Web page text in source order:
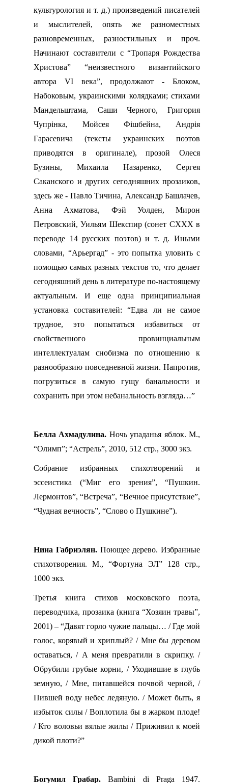
культурология и т. д.) произведений писателей
и мыслителей, опять же разноместных
разновременных, разностильных и проч.
Начинают составители с “Тропаря Рождества
Христова” “неизвестного византийского
автора VIвека”, продолжают - Блоком,
Набоковым, украинскими колядками; стихами
Мандельштама, Саши Черного, Григория
Чупрiнка, Мойсея Фiшбейна, Андрiя
Гарасевича (тексты украинских поэтов
приводятся в оригинале), прозой Олеся
Бузины, Михаила Назаренко, Сергея
Саканского и других сегодняшних прозаиков,
здесь же - Павло Тичина, Александр Башлачев,
Анна Ахматова, Фэй Уолден, Мирон
Петровский, Уильям Шекспир (сонет CXXX в
переводе 14 русских поэтов) и т. д. Иными
словами, “Арьергад” - это попытка уловить с
помощью самых разных текстов то, что делает
сегодняшний день в литературе по-настоящему
актуальным. И еще одна принципиальная
установка составителей: “Едва ли не самое
трудное, это попытаться избавиться от
свойственного провинциальным
интеллектуалам снобизма по отношению к
разнообразию повседневной жизни. Напротив,
погрузиться в самую гущу банальности и
сохранить при этом небанальность взгляда…”
Белла Ахмадулина. Ночь упаданья яблок. М.,
“Олимп”; “Астрель”, 2010, 512 стр., 3000 экз.
Собрание избранных стихотворений и
эссеистика (“Миг его зрения”, “Пушкин.
Лермонтов”, “Встреча”, “Вечное присутствие”,
“Чудная вечность”, “Слово о Пушкине”).
Нина Габриэлян. Поющее дерево. Избранные
стихотворения. М., “Фортуна ЭЛ” 128 стр.,
1000 экз.
Третья книга стихов московского поэта,
переводчика, прозаика (книга “Хозяин травы”,
2001) – “Давят горло чужие пальцы… / Где мой
голос, корявый и хриплый? / Мне бы деревом
оставаться, / А меня превратили в скрипку. /
Обрубили грубые корни, / Уходившие в глубь
земную, / Мне, питавшейся почвой черной, /
Пившей воду небес ледяную. / Может быть, я
избыток силы / Воплотила бы в жарком плоде!
/ Кто воловьи вялые жилы / Приживил к моей
дикой плоти?”
Богумил Грабар. Bambini di Praga 1947.